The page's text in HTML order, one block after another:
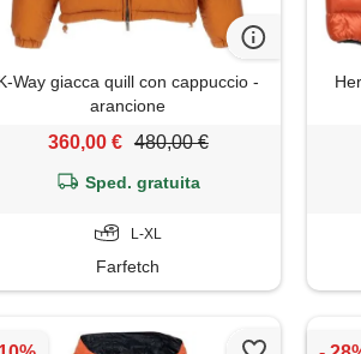
Way giacca quill con cappuccio -
arancione
360,00 € 480,00 €
Sped. gratuita
L-XL
Farfetch